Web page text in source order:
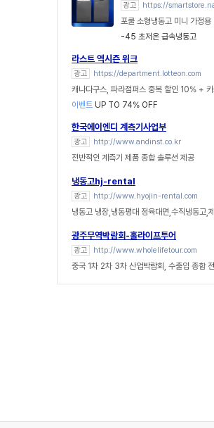
광고 https://
포쿨 소형냉동고 미니 가정
-45 초저온 급속냉동고
라스트 역시즌 위크
광고 https://department.lotteon.com
캐나다구스, 파라점퍼스 중복 할인 10% +
이벤트 UP TO 74% OFF
한국에이엔디 계측기사업부
광고 http://www.andinst.co.kr
전반적인 계측기 제품 종합 솔루션 제공
냉동고hj-rental
광고 http://www.hyojin-rental.com
냉동고 냉장,냉동평대 정육대면,수직냉동고,
광주무역박람회-홀라이프투어
광고 http://www.wholelifetour.com
중국 1차 2차 3차 산업박람회, 수출입 종합